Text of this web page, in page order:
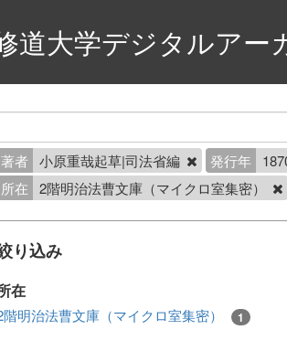
道大学デジタルアー
著者 小原重哉起草|司法省編 発行年
所在
2階明治法曹文庫（マイクロ室集密）
り込み
在
階明治法曹文庫（マイクロ室集密） 1